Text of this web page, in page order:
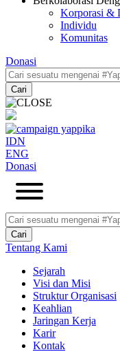
Korporasi &
Individu
Komunitas
Donasi
Cari
IDN
ENG
Donasi
Cari
Tentang Kami
Sejarah
Visi dan Misi
Struktur Organisasi
Keahlian
Jaringan Kerja
Karir
Kontak